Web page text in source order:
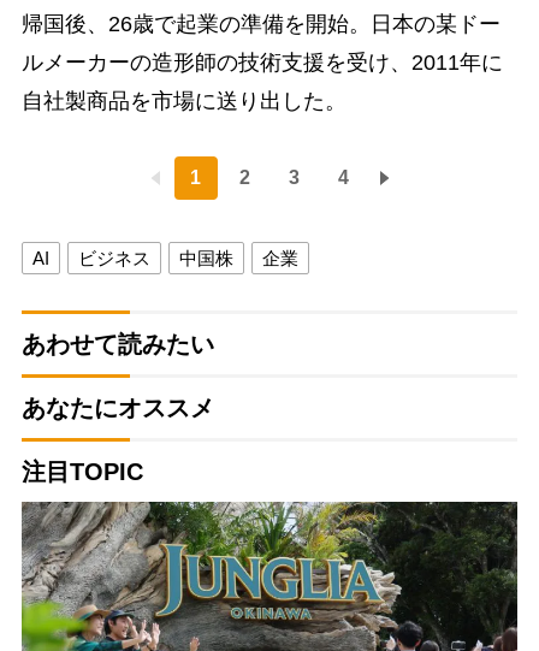
帰国後、26歳で起業の準備を開始。日本の某ドー
ルメーカーの造形師の技術支援を受け、2011年に
自社製商品を市場に送り出した。
1 2 3 4
AI ビジネス 中国株 企業
あわせて読みたい
あなたにオススメ
注目TOPIC